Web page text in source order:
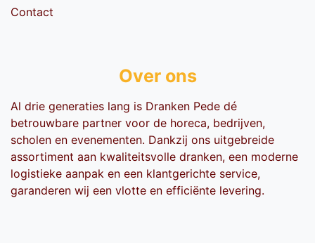
Contact
Over ons
Al drie generaties lang is Dranken Pede dé
betrouwbare partner voor de horeca, bedrijven,
scholen en evenementen. Dankzij ons uitgebreide
assortiment aan kwaliteitsvolle dranken, een moderne
logistieke aanpak en een klantgerichte service,
garanderen wij een vlotte en efficiënte levering.